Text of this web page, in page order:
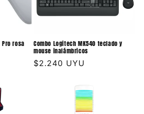
Pro rosa
Combo Logitech MK540 teclado y
mouse inalámbricos
Precio
$2.240 UYU